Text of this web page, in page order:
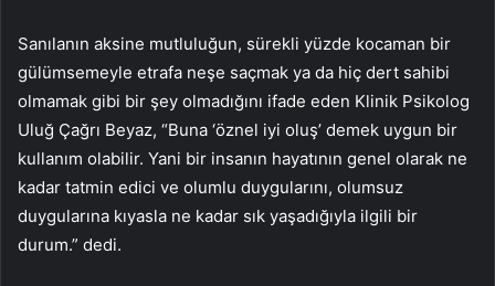
Sanılanın aksine mutluluğun, sürekli yüzde kocaman bir
gülümsemeyle etrafa neşe saçmak ya da hiç dert sahibi
olmamak gibi bir şey olmadığını ifade eden Klinik Psikolog
Uluğ Çağrı Beyaz, “Buna ‘öznel iyi oluş’ demek uygun bir
kullanım olabilir. Yani bir insanın hayatının genel olarak ne
kadar tatmin edici ve olumlu duygularını, olumsuz
duygularına kıyasla ne kadar sık yaşadığıyla ilgili bir
durum.” dedi.